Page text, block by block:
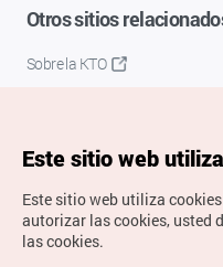
Otros sitios
Sobre la KTO
Este sitio web
Este sitio web utiliza
autorizar las cookies, usted
las cookies.